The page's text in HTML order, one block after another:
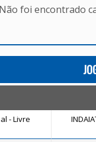
Não foi encontrado
- Livre